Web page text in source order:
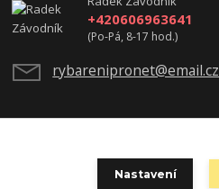
+420606963641
(Po-Pá, 8-17 hod.)
rybarenipronet@email.cz
Nastavení